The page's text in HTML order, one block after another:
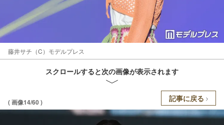
藤井サチ（C）モデルプレス
スクロールすると次の画像が表示されます
( 画像14/60 ) 記事に戻る